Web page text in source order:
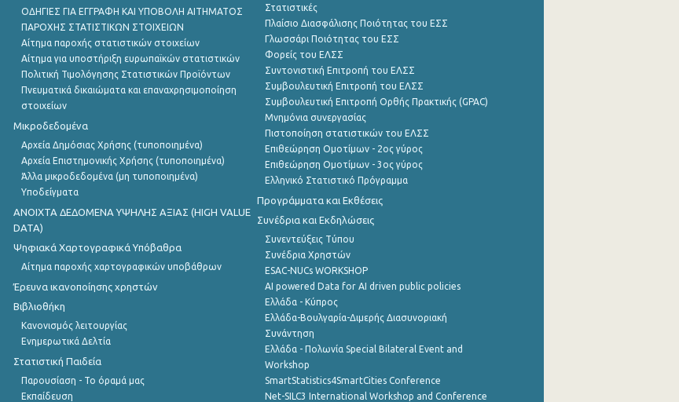
ΟΔΗΓΙΕΣ ΓΙΑ ΕΓΓΡΑΦΗ ΚΑΙ ΥΠΟΒΟΛΗ ΑΙΤΗΜΑΤΟΣ
ΠΑΡΟΧΗΣ ΣΤΑΤΙΣΤΙΚΩΝ ΣΤΟΙΧΕΙΩΝ
Αίτημα παροχής στατιστικών στοιχείων
Αίτημα για υποστήριξη ευρωπαϊκών στατιστικών
Πολιτική Τιμολόγησης Στατιστικών Προϊόντων
Πνευματικά δικαιώματα και επαναχρησιμοποίηση
στοιχείων
Μικροδεδομένα
Αρχεία Δημόσιας Χρήσης (τυποποιημένα)
Αρχεία Επιστημονικής Χρήσης (τυποποιημένα)
Άλλα μικροδεδομένα (μη τυποποιημένα)
Υποδείγματα
ANOIXTA ΔΕΔΟΜΕΝΑ ΥΨΗΛΗΣ ΑΞΙΑΣ (HIGH VALUE
DATA)
Ψηφιακά Χαρτογραφικά Υπόβαθρα
Αίτημα παροχής χαρτογραφικών υποβάθρων
Έρευνα ικανοποίησης χρηστών
Βιβλιοθήκη
Κανονισμός λειτουργίας
Ενημερωτικά Δελτία
Στατιστική Παιδεία
Παρουσίαση - Το όραμά μας
Εκπαίδευση
Στατιστικές
Πλαίσιο Διασφάλισης Ποιότητας του ΕΣΣ
Γλωσσάρι Ποιότητας του ΕΣΣ
Φορείς του ΕΛΣΣ
Συντονιστική Επιτροπή του ΕΛΣΣ
Συμβουλευτική Επιτροπή του ΕΛΣΣ
Συμβουλευτική Επιτροπή Ορθής Πρακτικής (GPAC)
Μνημόνια συνεργασίας
Πιστοποίηση στατιστικών του ΕΛΣΣ
Επιθεώρηση Ομοτίμων - 2ος γύρος
Επιθεώρηση Ομοτίμων - 3ος γύρος
Ελληνικό Στατιστικό Πρόγραμμα
Προγράμματα και Εκθέσεις
Συνέδρια και Εκδηλώσεις
Συνεντεύξεις Τύπου
Συνέδρια Χρηστών
ESAC-NUCs WORKSHOP
AI powered Data for AI driven public policies
Ελλάδα - Κύπρος
Ελλάδα-Βουλγαρία-Διμερής Διασυνοριακή
Συνάντηση
Ελλάδα - Πολωνία Special Bilateral Event and
Workshop
SmartStatistics4SmartCities Conference
Net-SILC3 International Workshop and Conference